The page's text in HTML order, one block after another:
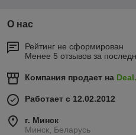
О нас
Рейтинг не сформирован
Менее 5 отзывов за
Компания продает на
Работает с 12.02.2012
г. Минск
Минск, Беларусь